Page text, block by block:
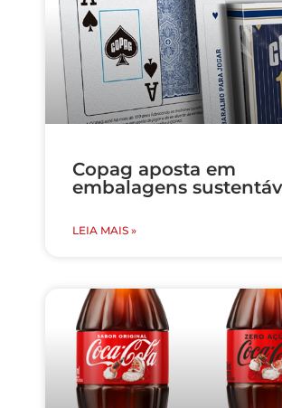
Copag aposta em
embalagens
LEIA MAIS »